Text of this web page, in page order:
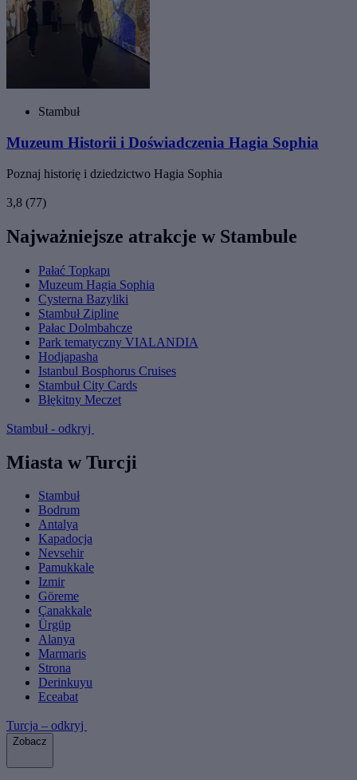
Stambuł
Muzeum Historii i Doświadczenia Hagia Sophia
Poznaj historię i dziedzictwo Hagia Sophia
3,8 (77)
Najważniejsze atrakcje w Stambule
Pałać Topkapı
Muzeum Hagia Sophia
Cysterna Bazyliki
Stambuł Zipline
Pałac Dolmbahcze
Park tematyczny VIALANDIA
Hodjapasha
Istanbul Bosphorus Cruises
Stambuł City Cards
Błękitny Meczet
Stambuł - odkryj
Miasta w Turcji
Stambuł
Bodrum
Antalya
Kapadocja
Nevsehir
Pamukkale
Izmir
Göreme
Çanakkale
Ürgüp
Alanya
Marmaris
Strona
Derinkuyu
Eceabat
Turcja – odkryj
Zobacz